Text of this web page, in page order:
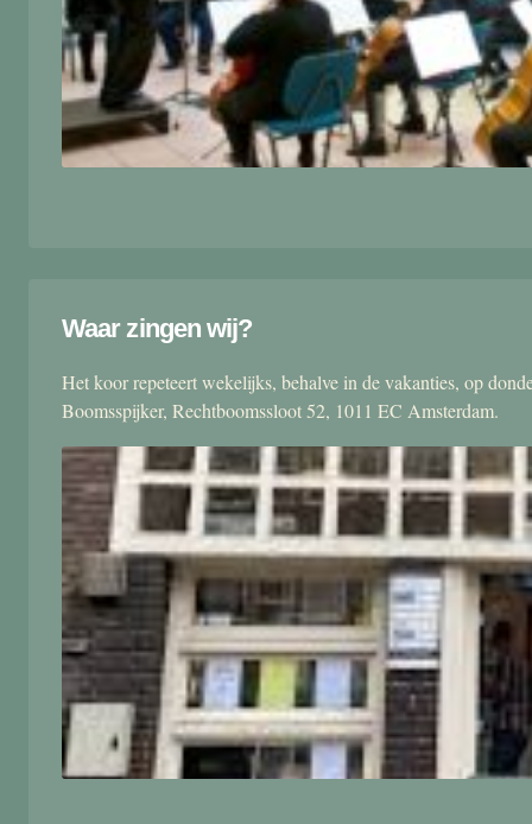
Waar zingen wij?
Het koor repeteert wekelijks, behalve in de vakanties, op
Boomsspijker, Rechtboomssloot 52, 1011 EC Amsterdam.